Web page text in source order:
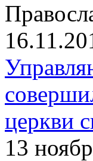
церкви
13